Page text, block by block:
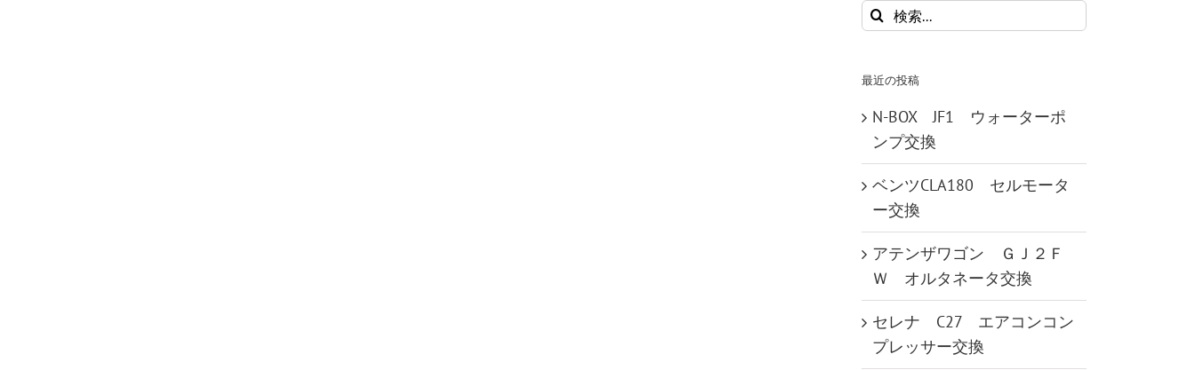
検
索
最近の投稿
N-BOX JF1 ウォーターポ
ンプ交換
ベンツCLA180 セルモータ
ー交換
アテンザワゴン ＧＪ２Ｆ
Ｗ オルタネータ交換
セレナ C27 エアコンコン
プレッサー交換